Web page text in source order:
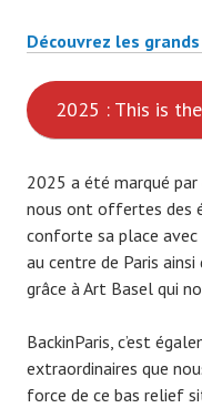
Découvrez les
2025 : This is
2025 a été marqué
nous ont offertes des
conforte sa place
au centre de Paris ainsi
grâce à Art Basel qui
BackinParis, c’est
extraordinaires que
force de ce bas relief